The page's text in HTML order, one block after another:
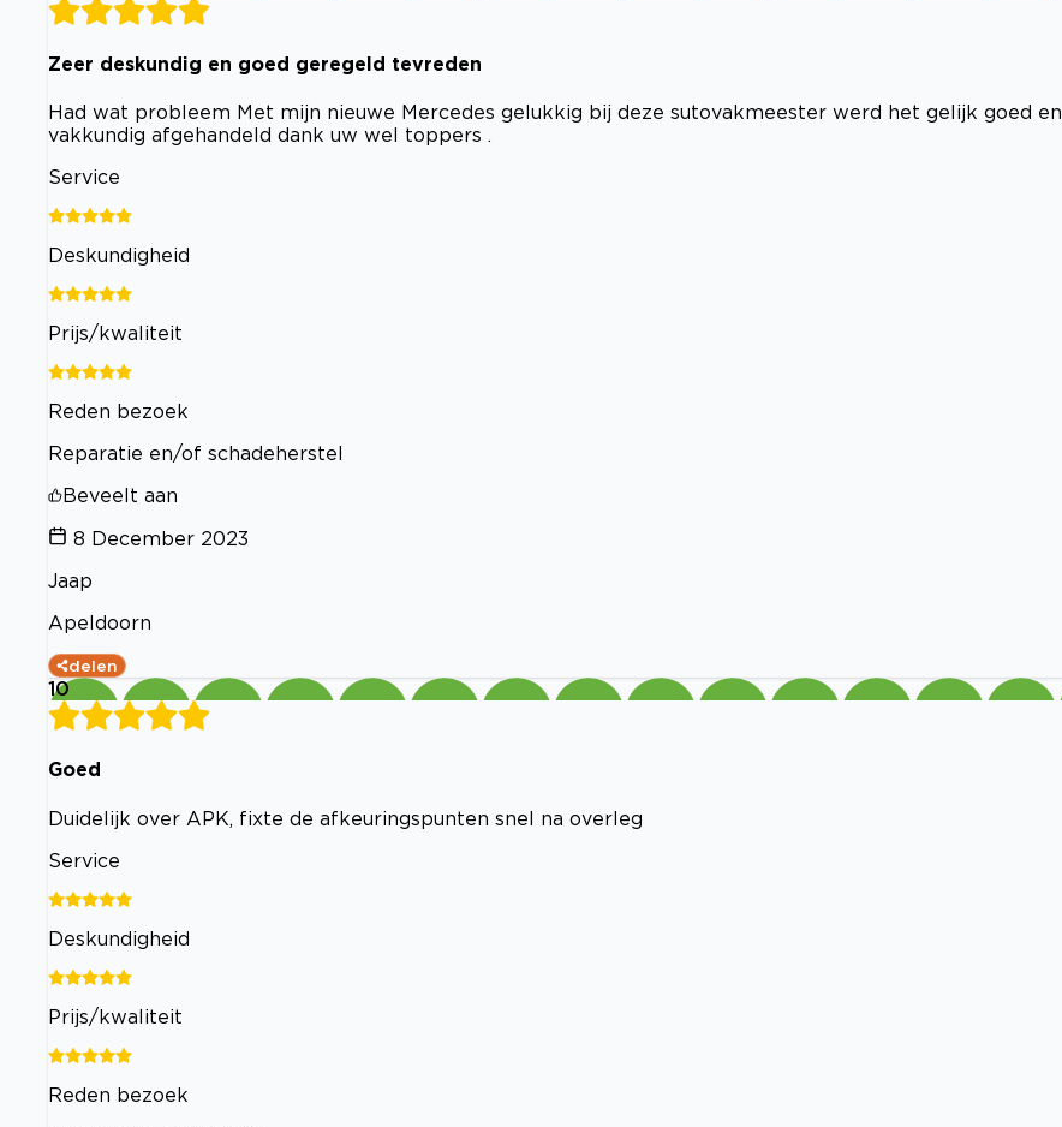
Zeer deskundig en goed geregeld tevreden
Had wat probleem Met mijn nieuwe Mercedes gelukkig bij deze sutovakmeester werd het gelijk goed en
vakkundig afgehandeld dank uw wel toppers .
Service
Deskundigheid
Prijs/kwaliteit
Reden bezoek
Reparatie en/of schadeherstel
Beveelt aan
8 December 2023
Jaap
Apeldoorn
delen
10
Goed
Duidelijk over APK, fixte de afkeuringspunten snel na overleg
Service
Deskundigheid
Prijs/kwaliteit
Reden bezoek